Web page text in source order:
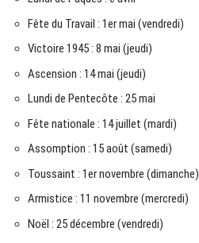
Fête du Travail : 1er mai (vendredi)
Victoire 1945 : 8 mai (jeudi)
Ascension : 14 mai (jeudi)
Lundi de Pentecôte : 25 mai
Fête nationale : 14 juillet (mardi)
Assomption : 15 août (samedi)
Toussaint : 1er novembre (dimanche)
Armistice : 11 novembre (mercredi)
Noël : 25 décembre (vendredi)